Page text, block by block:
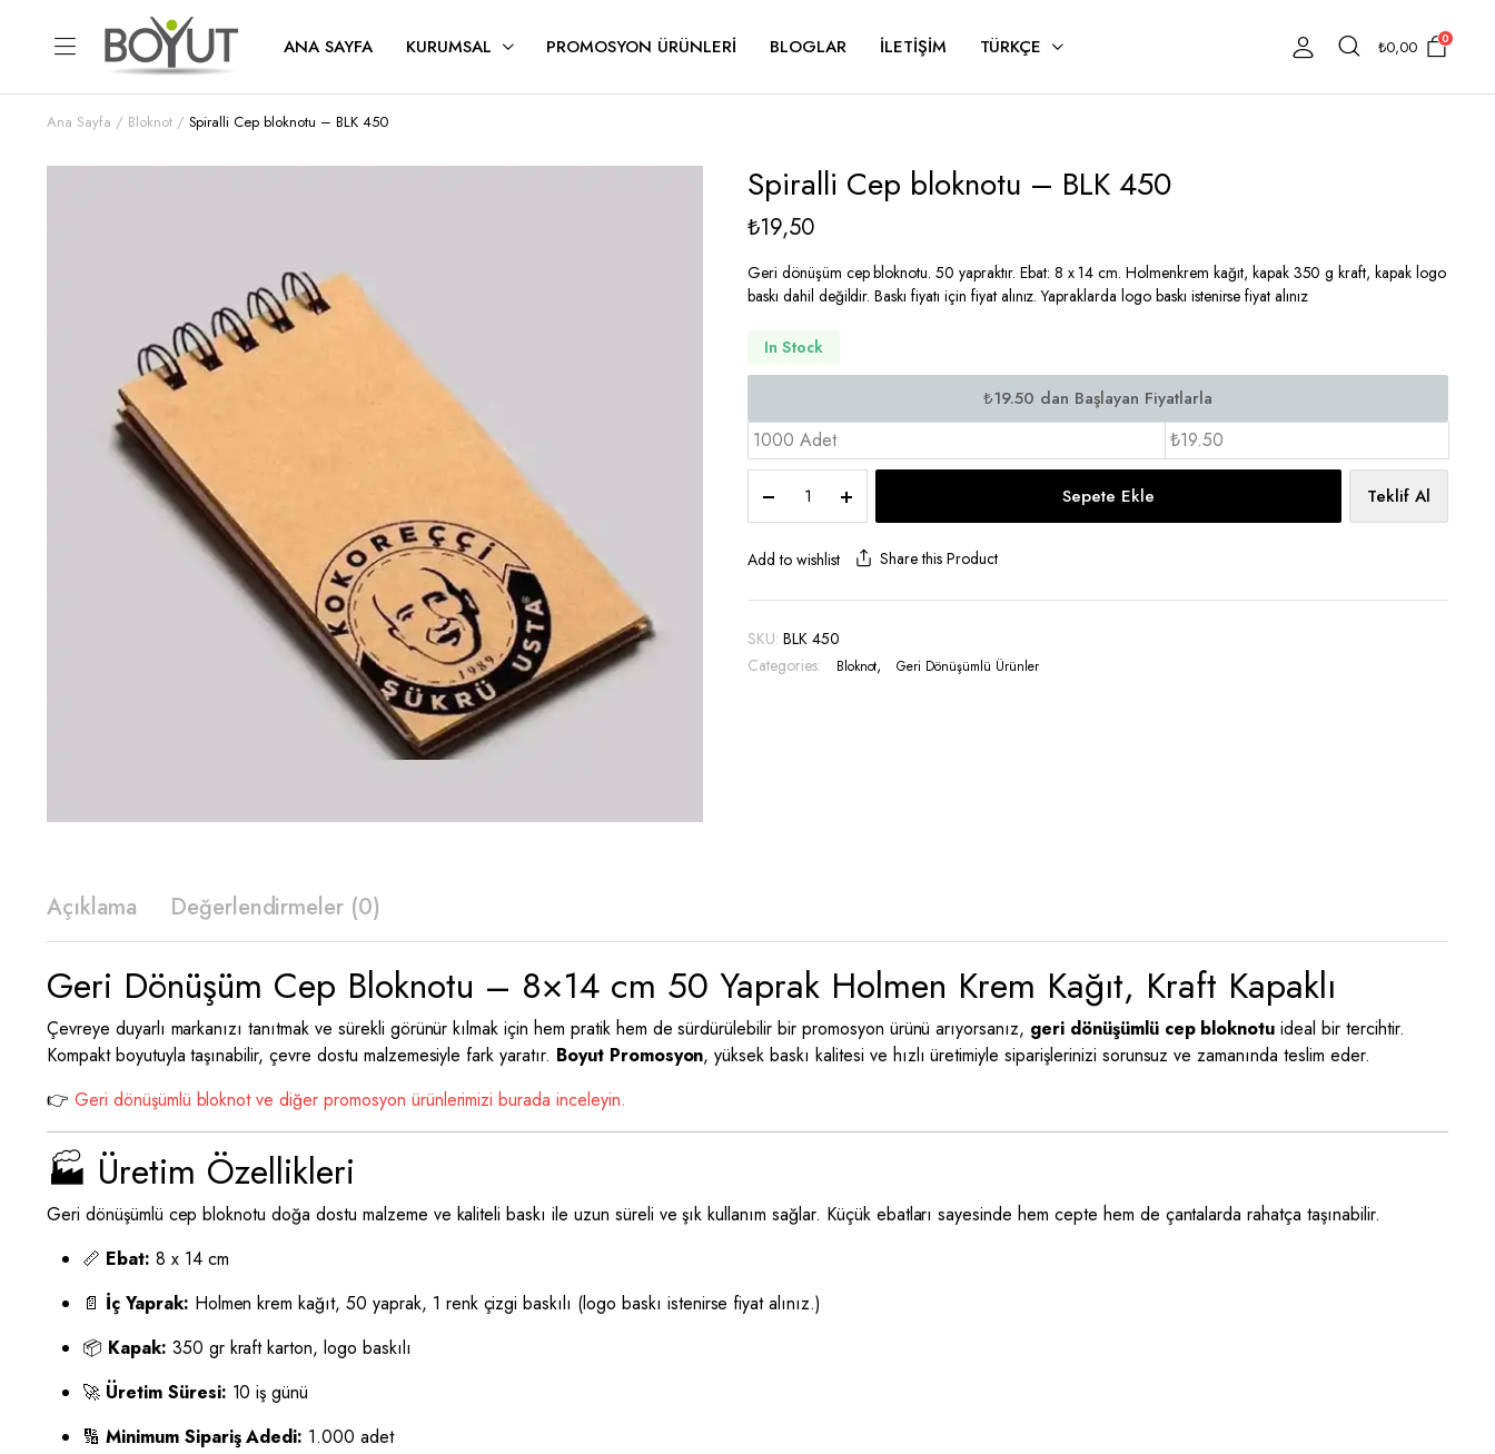
ANA SAYFA KURUMSAL PROMOSYON ÜRÜNLERI BLOGLAR İLETIŞIM TÜRKÇE ₺0,00 0
Ana Sayfa Bloknot Spiralli Cep bloknotu – BLK 450
Spiralli Cep bloknotu – BLK 450
₺19,50
Geri dönüşüm cep bloknotu. 50 yapraktır. Ebat: 8 x 14 cm. Holmenkrem kağıt, kapak 350 g kraft, kapak logo
baskı dahil değildir. Baskı fiyatı için fiyat alınız. Yapraklarda logo baskı istenirse fiyat alınız
In Stock
1000 Adet ₺19.50
Cep
bloknotu
-
450
Sepete Ekle Teklif Al
Add to wishlist Share this Product
SKU: BLK 450
Categories:
Bloknot, Geri Dönüşümlü Ürünler
Açıklama Değerlendirmeler (0)
Geri Dönüşüm Cep Bloknotu – 8×14 cm 50 Yaprak Holmen Krem Kağıt, Kraft Kapaklı
Çevreye duyarlı markanızı tanıtmak ve sürekli görünür kılmak için hem pratik hem de sürdürülebilir bir promosyon ürünü arıyorsanız, geri dönüşümlü cep bloknotu ideal bir tercihtir.
Kompakt boyutuyla taşınabilir, çevre dostu malzemesiyle fark yaratır. Boyut Promosyon, yüksek baskı kalitesi ve hızlı üretimiyle siparişlerinizi sorunsuz ve zamanında teslim eder.
👉 Geri dönüşümlü bloknot ve diğer promosyon ürünlerimizi burada inceleyin.
🏭 Üretim Özellikleri
Geri dönüşümlü cep bloknotu doğa dostu malzeme ve kaliteli baskı ile uzun süreli ve şık kullanım sağlar. Küçük ebatları sayesinde hem cepte hem de çantalarda rahatça taşınabilir.
📏 Ebat: 8 x 14 cm
📄 İç Yaprak: Holmen krem kağıt, 50 yaprak, 1 renk çizgi baskılı (logo baskı istenirse fiyat alınız.)
📦 Kapak: 350 gr kraft karton, logo baskılı
🚀 Üretim Süresi: 10 iş günü
🔢 Minimum Sipariş Adedi: 1.000 adet